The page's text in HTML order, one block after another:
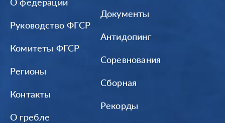
Руководство ФГСР
Комитеты ФГСР
Регионы
Контакты
О гребле
Документы
Антидопинг
Соревнования
Сборная
Рекорды